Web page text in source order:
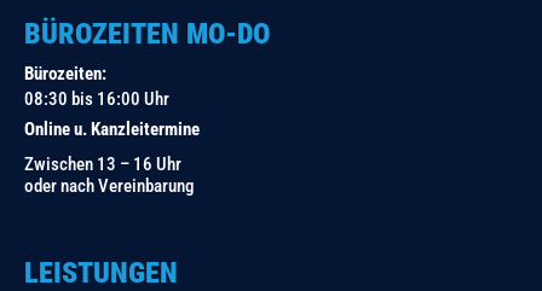
BÜROZEITEN MO-DO
Bürozeiten:
08:30 bis 16:00 Uhr
Online u. Kanzleitermine
Zwischen 13 – 16 Uhr
oder nach Vereinbarung
LEISTUNGEN